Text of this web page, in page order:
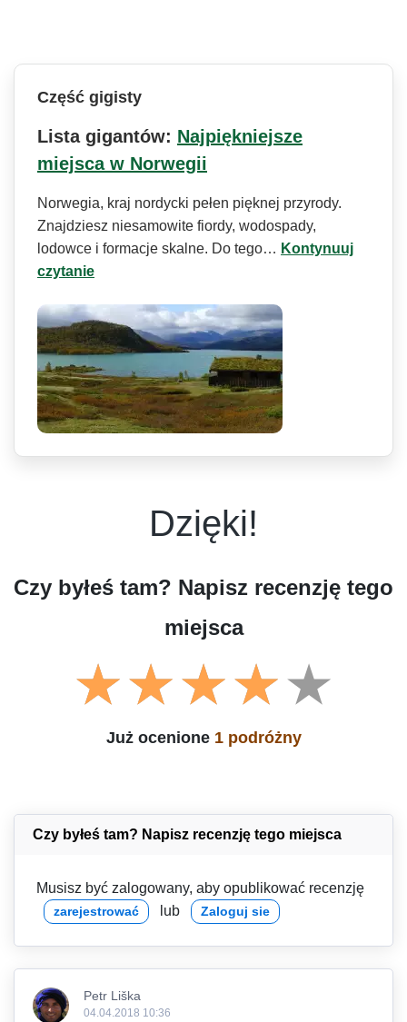
Część gigisty
Lista gigantów: Najpiękniejsze
miejsca w Norwegii
Norwegia, kraj nordycki pełen pięknej przyrody.
Znajdziesz niesamowite fiordy, wodospady,
lodowce i formacje skalne. Do tego… Kontynuuj
czytanie
Dzięki!
Czy byłeś tam? Napisz recenzję tego
miejsca
Już ocenione 1 podróżny
Czy byłeś tam? Napisz recenzję tego miejsca
Musisz być zalogowany, aby opublikować recenzję
zarejestrować lub Zaloguj sie
Petr Liška
04.04.2018 10:36